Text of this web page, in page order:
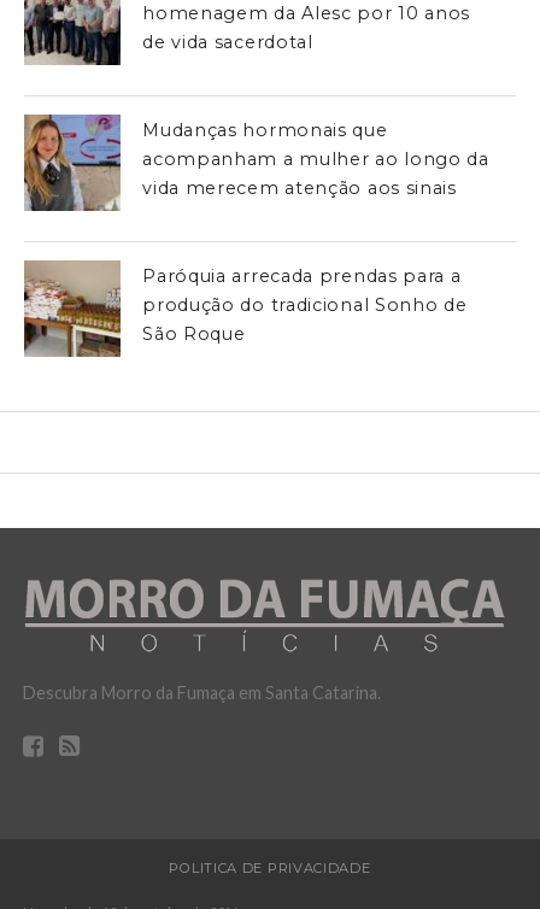
homenagem da Alesc por 10 anos
de vida sacerdotal
Mudanças hormonais que
acompanham a mulher ao longo da
vida merecem atenção aos sinais
Paróquia arrecada prendas para a
produção do tradicional Sonho de
São Roque
Descubra Morro da Fumaça em Santa Catarina.
POLITICA DE PRIVACIDADE